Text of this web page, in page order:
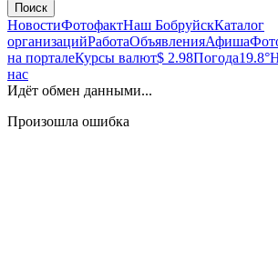
Поиск
НовостиФотофактНаш БобруйскКаталог
организацийРаботаОбъявленияАфиша
на порталеКурсы валют$ 2.98Погода19.8°
нас
Идёт обмен данными...
Произошла ошибка